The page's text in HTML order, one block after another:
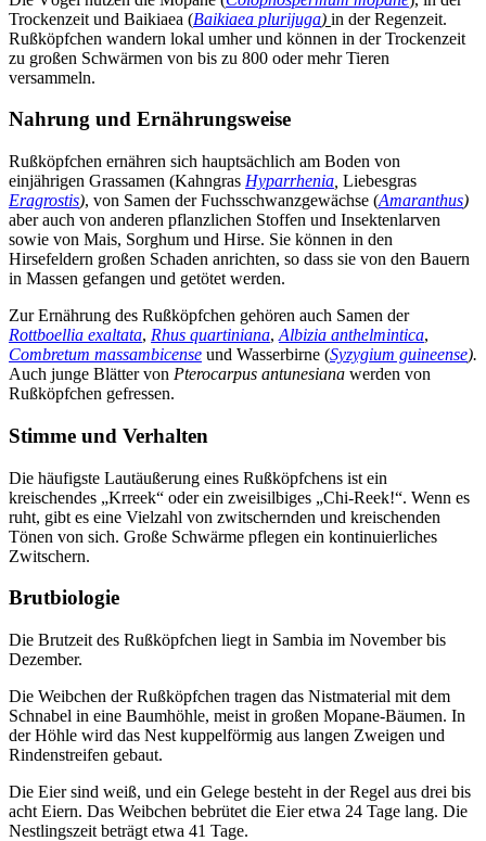
Trockenzeit und Baikiaea (Baikiaea plurijuga) in der Regenzeit.
Rußköpfchen wandern lokal umher und können in der Trockenzeit
zu großen Schwärmen von bis zu 800 oder mehr Tieren
versammeln.
Nahrung und Ernährungsweise
Rußköpfchen ernähren sich hauptsächlich am Boden von
einjährigen Grassamen (Kahngras Hyparrhenia Liebesgras
Eragrostis), von Samen der Fuchsschwanzgewächse (Amaranthus)
aber auch von anderen pflanzlichen Stoffen und Insektenlarven
sowie von Mais, Sorghum und Hirse. Sie können in den
Hirsefeldern großen Schaden anrichten, so dass sie von den Bauern
in Massen gefangen und getötet werden.
Zur Ernährung des Rußköpfchen gehören auch Samen der
Rottboellia exaltata, Rhus quartiniana, Albizia anthelmintica,
Combretum massambicense und Wasserbirne (Syzygium guineense).
Auch junge Blätter von Pterocarpus antunesiana werden von
Rußköpfchen gefressen.
Stimme und Verhalten
Die häufigste Lautäußerung eines Rußköpfchens ist ein
kreischendes „Krreek“ oder ein zweisilbiges „Chi-Reek!“. Wenn es
ruht, gibt es eine Vielzahl von zwitschernden und kreischenden
Tönen von sich. Große Schwärme pflegen ein kontinuierliches
Zwitschern.
Brutbiologie
Die Brutzeit des Rußköpfchen liegt in Sambia im November bis
Dezember.
Die Weibchen der Rußköpfchen tragen das Nistmaterial mit dem
Schnabel in eine Baumhöhle, meist in großen Mopane-Bäumen. In
der Höhle wird das Nest kuppelförmig aus langen Zweigen und
Rindenstreifen gebaut.
Die Eier sind weiß, und ein Gelege besteht in der Regel aus drei bis
acht Eiern. Das Weibchen bebrütet die Eier etwa 24 Tage lang. Die
Nestlingszeit beträgt etwa 41 Tage.